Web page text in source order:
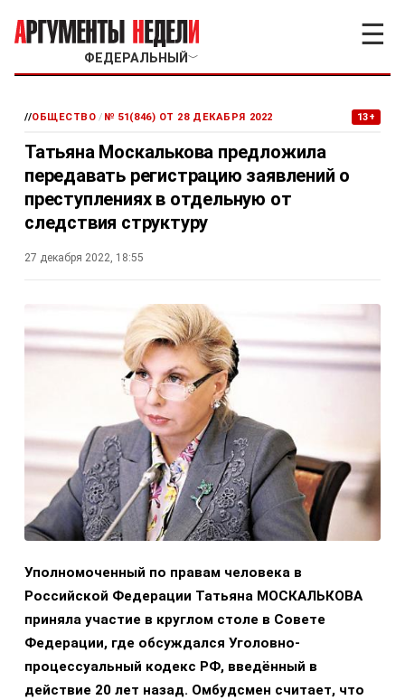
ФЕДЕРАЛЬНЫЙ ﹀
☰
//ОБЩЕСТВО / № 51(846) ОТ 28 ДЕКАБРЯ 2022 13+
Татьяна Москалькова предложила
передавать регистрацию заявлений о
преступлениях в отдельную от
следствия структуру
27 декабря 2022, 18:55
Уполномоченный по правам человека в
Российской Федерации Татьяна МОСКАЛЬКОВА
приняла участие в круглом столе в Совете
Федерации, где обсуждался Уголовно-
процессуальный кодекс РФ, введённый в
действие 20 лет назад. Омбудсмен считает, что